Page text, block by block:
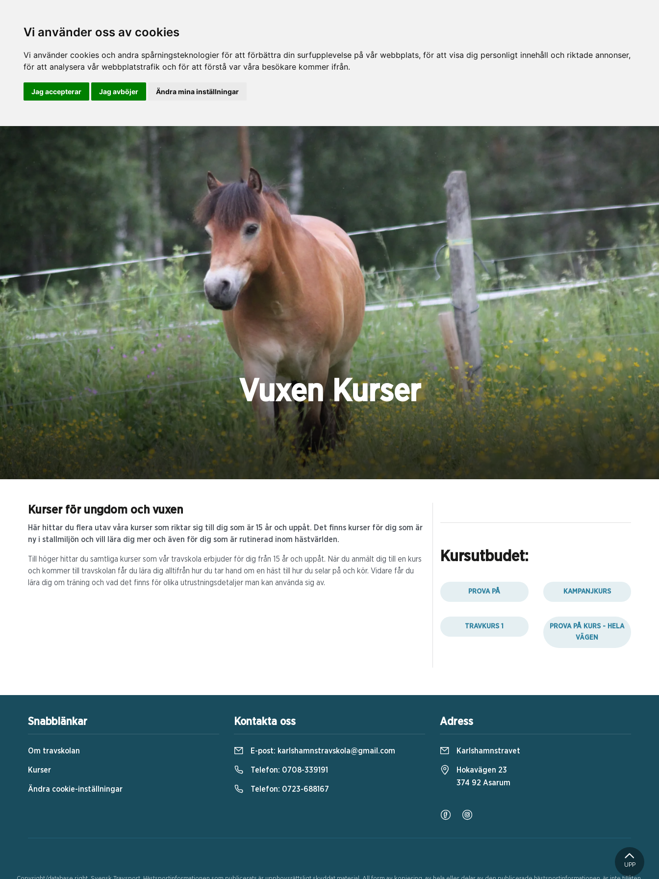
Vi använder oss av cookies
Vi använder cookies och andra spårningsteknologier för att förbättra din surfupplevelse på vår webbplats, för att visa dig personligt innehåll och riktade annonser,
för att analysera vår webbplatstrafik och för att förstå var våra besökare kommer ifrån.
Jag accepterar Jag avböjer Ändra mina inställningar
Vuxen Kurser
Kurser för ungdom och vuxen
Här hittar du flera utav våra kurser som riktar sig till dig som är 15 år och uppåt. Det finns kurser för dig som är
ny i stallmiljön och vill lära dig mer och även för dig som är rutinerad inom hästvärlden.
Till höger hittar du samtliga kurser som vår travskola erbjuder för dig från 15 år och uppåt. När du anmält dig till en kurs
och kommer till travskolan får du lära dig alltifrån hur du tar hand om en häst till hur du selar på och kör. Vidare får du
lära dig om träning och vad det finns för olika utrustningsdetaljer man kan använda sig av.
Kursutbudet:
PROVA PÅ KAMPANJKURS
TRAVKURS 1
PROVA PÅ KURS - HELA
VÄGEN
Snabblänkar
Om travskolan
Kurser
Ändra cookie-inställningar
Kontakta oss
E-post: karlshamnstravskola@gmail.com
Telefon: 0708-339191
Telefon: 0723-688167
Adress
Karlshamnstravet
Hokavägen 23
374 92 Asarum
UPP